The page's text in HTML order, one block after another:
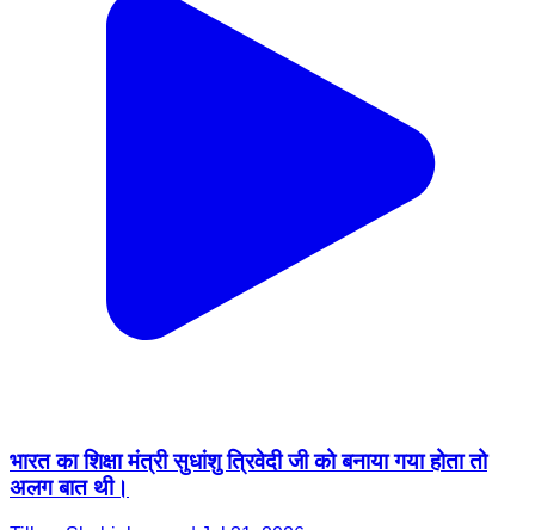
भारत का शिक्षा मंत्री सुधांशु त्रिवेदी जी को बनाया गया होता तो
अलग बात थी।